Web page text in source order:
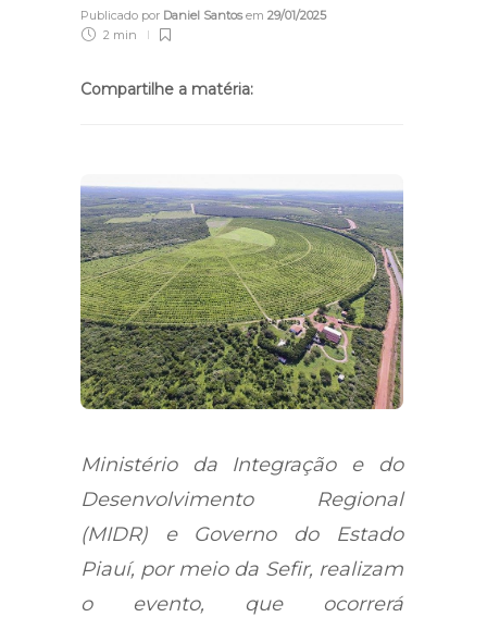
Publicado por Daniel Santosem 29/01/2025
2 min
Compartilhe a matéria:
Ministério da Integração e do
Desenvolvimento Regional
(MIDR) e Governo do Estado
Piauí, por meio da Sefir, realizam
o evento, que ocorrerá